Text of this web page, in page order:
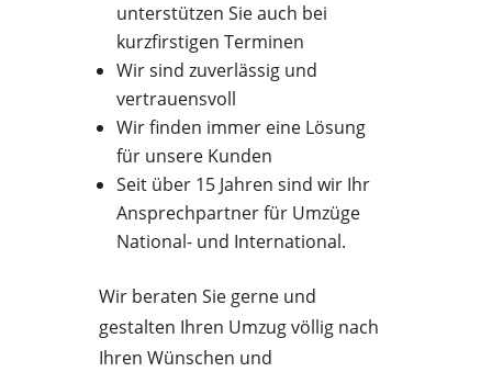
unterstützen Sie auch bei
kurzfirstigen Terminen
Wir sind zuverlässig und
vertrauensvoll
Wir finden immer eine Lösung
für unsere Kunden
Seit über 15 Jahren sind wir Ihr
Ansprechpartner für Umzüge
National- und International.
Wir beraten Sie gerne und
gestalten Ihren Umzug völlig nach
Ihren Wünschen und